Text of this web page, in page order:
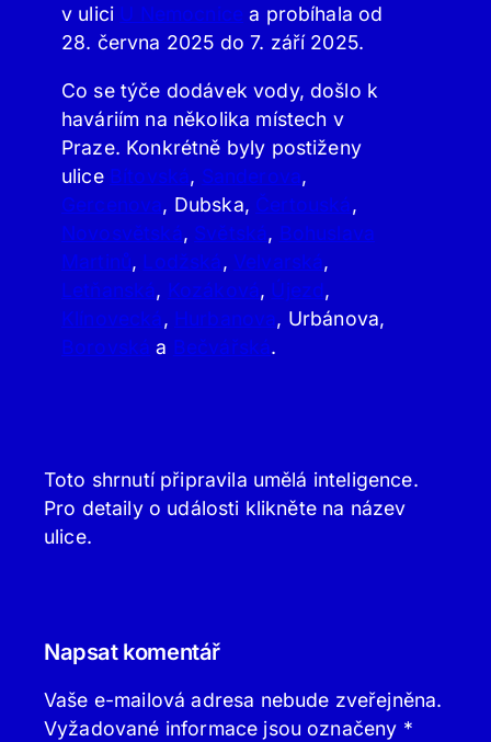
v ulici U Nemocnice a probíhala od
28. června 2025 do 7. září 2025.
Co se týče dodávek vody, došlo k
haváriím na několika místech v
Praze. Konkrétně byly postiženy
ulice Bítovská, Sanderova,
Gercenova, Dubska, Čertouská,
Novosvětská, Světská, Bohuslava
Martinů, Lodžská, Velvarská,
Letňanská, Kozáková, Újezd,
Klínovecká, Hurbanova, Urbánova,
Borovská a Bečvářská.
Toto shrnutí připravila umělá inteligence.
Pro detaily o události klikněte na název
ulice.
Napsat komentář
Vaše e-mailová adresa nebude zveřejněna.
Vyžadované informace jsou označeny *